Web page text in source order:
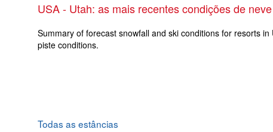
USA - Utah: as mais recentes condições de neve
Summary of forecast snowfall and ski conditions for resorts
piste conditions.
Todas as estâncias